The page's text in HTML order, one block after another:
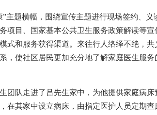
主题横幅，围绕宣传主题进行现场签约、
项目、国家基本公共卫生服务政策解读等
式和服务获得渠道。来往行人络绎不绝，共
，使社区居民更加充分地了解家庭医生服
团队走进了吕先生家中，为他提供家庭病
在其家中设立病床，由指定医护人员定期